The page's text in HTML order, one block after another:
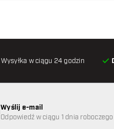
Wysyłka w ciągu 24 godzin
Wyślij e-mail
Odpowiedź w ciągu 1 dnia roboczego